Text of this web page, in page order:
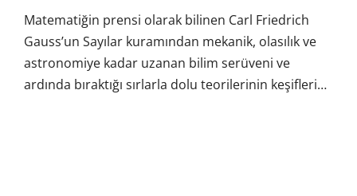
Matematiğin prensi olarak bilinen Carl Friedrich
Gauss’un Sayılar kuramından mekanik, olasılık ve
astronomiye kadar uzanan bilim serüveni ve
ardında bıraktığı sırlarla dolu teorilerinin keşifleri…